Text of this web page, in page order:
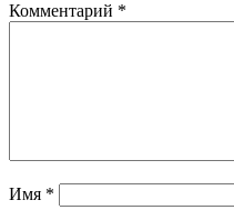
Комментарий *
Имя *